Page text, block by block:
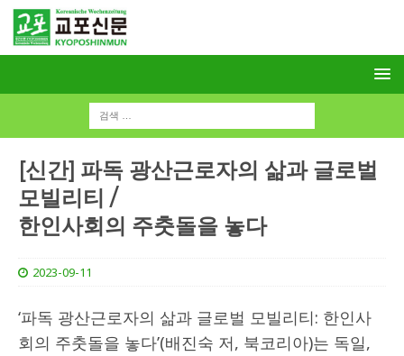
[신간] 파독 광산근로자의 삶과 글로벌
모빌리티 /
한인사회의 주춧돌을 놓다
2023-09-11
‘파독 광산근로자의 삶과 글로벌 모빌리티: 한인사
회의 주춧돌을 놓다’(배진숙 저, 북코리아)는 독일,